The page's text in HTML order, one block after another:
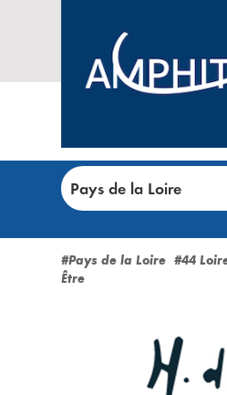
Pays de la Loire
Accueil>Club
Pays de la
#Pays de la Loire #44
Être